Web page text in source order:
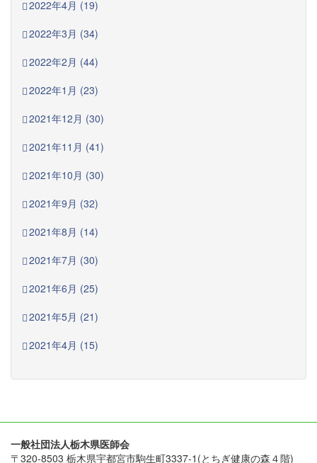
2022年4月 (19)
2022年3月 (34)
2022年2月 (44)
2022年1月 (23)
2021年12月 (30)
2021年11月 (41)
2021年10月 (30)
2021年9月 (32)
2021年8月 (14)
2021年7月 (30)
2021年6月 (25)
2021年5月 (21)
2021年4月 (15)
一般社団法人栃木県医師会
〒320-8503 栃木県宇都宮市駒生町3337-1(とちぎ健康の森４階)